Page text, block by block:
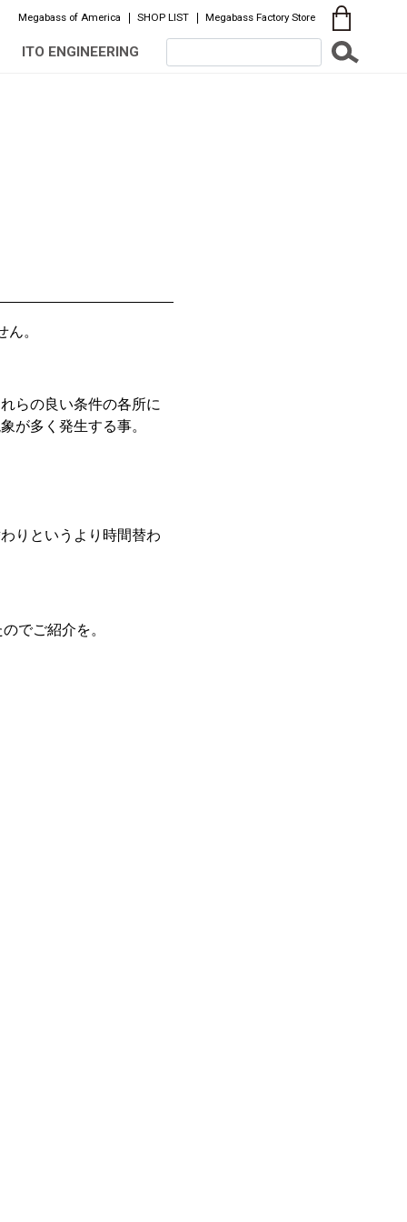
Megabass of America SHOP LIST Megabass Factory Store
ITO ENGINEERING
。
らの良い条件の各所に
が多く発生する事。
りというより時間替わ
でご紹介を。